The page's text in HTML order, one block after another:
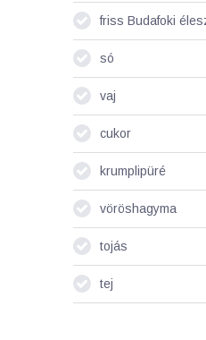
friss Budafoki
só
vaj
cukor
krumplipüré
vöröshagyma
tojás
tej